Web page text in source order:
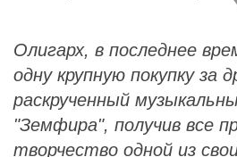
Олигарх, в последнее
одну крупную покупку за
раскрученный
"Земфира", получив все
творчество одной из